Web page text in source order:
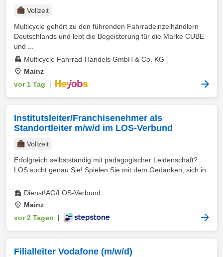
Vollzeit
Multicycle gehört zu den führenden Fahrradeinzelhändlern
Deutschlands und lebt die Begeisterung für die Marke CUBE
und ...
Multicycle Fahrrad-Handels GmbH & Co. KG
Mainz
vor 1 Tag
Institutsleiter/Franchisenehmer als
Standortleiter m/w/d im LOS-Verbund
Vollzeit
Erfolgreich selbstständig mit pädagogischer Leidenschaft?
LOS sucht genau Sie! Spielen Sie mit dem Gedanken, sich in
Dienst!AG/LOS-Verbund
Mainz
vor 2 Tagen
Filialleiter Vodafone (m/w/d)